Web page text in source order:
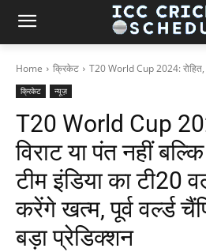
Home क्रिकेट T20 World Cup 2024: रोहित,
क्रिकेट न्यूज़
T20 World Cup
विराट या पंत नहीं
टीम इंडिया का टी20
करेंगे खत्म, पूर्व वर्ल्ड
बड़ा प्रेडिक्शन